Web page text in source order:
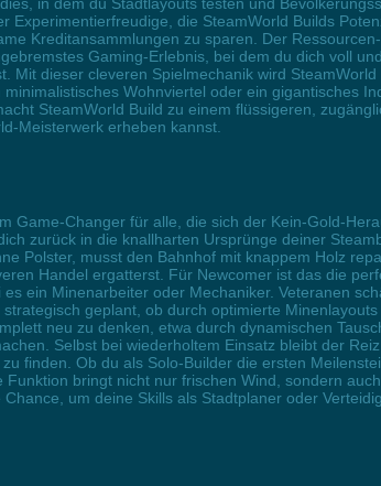
die SteamWorld Builds
Kreditansammlungen zu sparen. Der
Gaming-Erlebnis, bei dem du dich voll
dieser cleveren Spielmechanik wird
Wohnviertel oder ein gigantisches
SteamWorld Build zu einem flüssigeren,
Meisterwerk erheben kannst.
Game-Changer für alle, die sich der Kein-Gold-
zurück in die knallharten Ursprünge deiner
Polster, musst den Bahnhof mit knappem Holz
Handel ergatterst. Für Newcomer ist das die
ein Minenarbeiter oder Mechaniker. Veteranen
geplant, ob durch optimierte
neu zu denken, etwa durch dynamischen
Selbst bei wiederholtem Einsatz bleibt der
finden. Ob du als Solo-Builder die ersten
bringt nicht nur frischen Wind, sondern
um deine Skills als Stadtplaner oder